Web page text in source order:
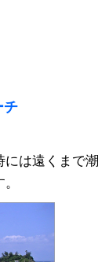
チ
には遠くまで潮